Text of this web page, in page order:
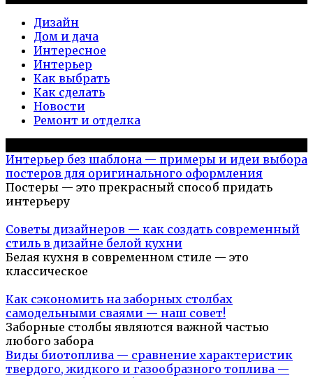
Дизайн
Дом и дача
Интересное
Интерьер
Как выбрать
Как сделать
Новости
Ремонт и отделка
Интерьер без шаблона — примеры и идеи выбора
постеров для оригинального оформления
Постеры — это прекрасный способ придать
интерьеру
Советы дизайнеров — как создать современный
стиль в дизайне белой кухни
Белая кухня в современном стиле — это
классическое
Как сэкономить на заборных столбах
самодельными сваями — наш совет!
Заборные столбы являются важной частью
любого забора
Виды биотоплива — сравнение характеристик
твердого, жидкого и газообразного топлива —